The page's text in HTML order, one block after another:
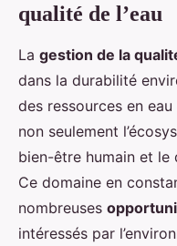
qualité de l’eau
La gestion de la
dans la durabilité
des ressources en
non seulement
bien-être humain et le
Ce domaine en
nombreuses
intéressés par